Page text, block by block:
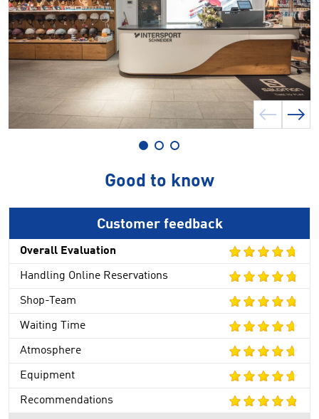
Good to know
Customer feedback
Overall Evaluation
Handling Online Reservations
Shop-Team
Waiting Time
Atmosphere
Equipment
Recommendations